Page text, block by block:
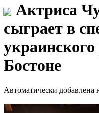
Актриса
сыграет в
Бостоне
Автоматически добавлена